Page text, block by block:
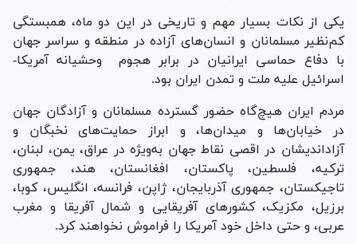
یکی از نکات بسیار مهم و تاریخی در این دو ماه، همبستگی
کم‌نظیر مسلمانان و انسان‌های آزاده در منطقه و سراسر جهان
با دفاع حماسی ایرانیان در برابر هجوم وحشیانه آمریکا-
اسرائیل علیه ملت و تمدن ایران بود.
مردم ایران هیچ‌گاه حضور گسترده مسلمانان و آزادگان جهان
در خیابان‌ها و میدان‌ها، و ابراز حمایت‌های نخبگان و
آزاداندیشان در اقصی نقاط جهان به‌ویژه در عراق، یمن، لبنان،
ترکیه، فلسطین، پاکستان، افغانستان، هند، جمهوری
تاجیکستان، جمهوری آذربایجان، ژاپن، فرانسه، انگلیس، کوبا،
برزیل، مکزیک، کشورهای آفریقایی و شمال آفریقا و مغرب
عربی، و حتی داخل خود آمریکا را فراموش نخواهند کرد.